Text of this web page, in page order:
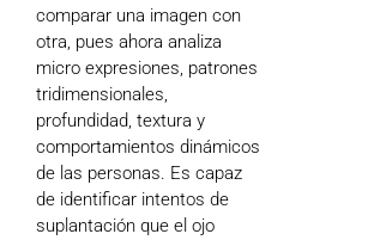
comparar una imagen con
otra, pues ahora analiza
micro expresiones, patrones
tridimensionales,
profundidad, textura y
comportamientos dinámicos
de las personas. Es capaz
de identificar intentos de
suplantación que el ojo